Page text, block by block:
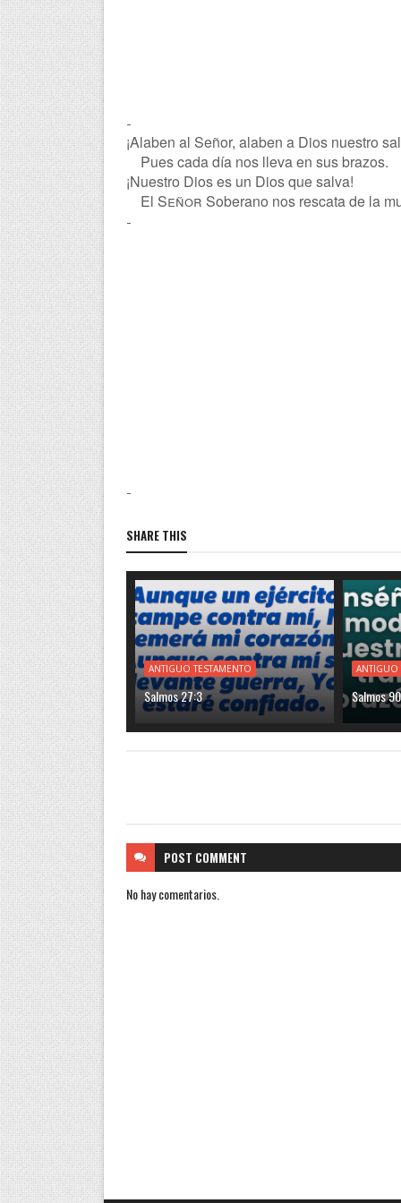
-
19
¡Alaben al Señor, alaben a Dios nuestro
Pues cada día nos lleva en sus brazos.
20
¡Nuestro Dios es un Dios que salva!
El Señor Soberano nos rescata de la
-
-
SHARE THIS
ANTIGUO TESTAMENTO
Salmos 27:3
ANTIGUO
Salmos
POST COMMENT
No hay comentarios.